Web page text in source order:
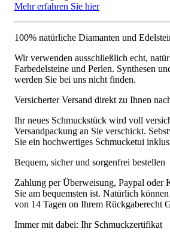
Mehr erfahren Sie hier
100% natürliche Diamanten und
Wir verwenden ausschließlich echt,
Farbedelsteine und Perlen. Synthesen
werden Sie bei uns nicht finden.
Versicherter Versand direkt zu Ihnen
Ihr neues Schmuckstück wird voll
Versandpackung an Sie verschickt.
Sie ein hochwertiges Schmucketui
Bequem, sicher und sorgenfrei bestellen
Zahlung per Überweisung, Paypal oder
Sie am bequemsten ist. Natürlich
von 14 Tagen on Ihrem Rückgaberecht
Immer mit dabei: Ihr Schmuckzertifikat